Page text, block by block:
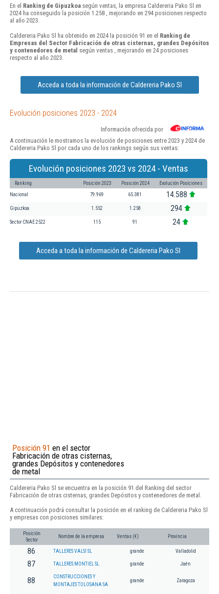
En el Ranking de Gipuzkoa según ventas, la empresa Caldereria Pako Sl en
2024 ha conseguido la posición 1.258 , mejorando en 294 posiciones respecto
al año 2023.
Caldereria Pako Sl ha obtenido en 2024 la posición 91 en el Ranking de
Empresas del Sector Fabricación de otras cisternas, grandes Depósitos
y contenedores de metal según ventas , mejorando en 24 posiciones
respecto al año 2023.
Acceda a toda la información de Caldereria Pako Sl
Evolución posiciones 2023 - 2024
Información ofrecida por
A continuación le mostramos la evolución de posiciones entre 2023 y 2024 de
Caldereria Pako Sl por cada uno de los rankings según sus ventas:
Evolución posiciones 2023 vs 2024 - Ventas
Ranking Posición 2023 Posición 2024 Evolución Posiciones
Nacional 79.969 65.381 14.588
Gipuzkoa 1.552 1.258 294
Sector CNAE 2522 115 91 24
Acceda a toda la información de Caldereria Pako Sl
Posición 91 en el sector
Fabricación de otras cisternas,
grandes Depósitos y contenedores
de metal
Caldereria Pako Sl se encuentra en la posición 91 del Ranking del sector
Fabricación de otras cisternas, grandes Depósitos y contenedores de metal.
A continuación podrá consultar la posición en el ranking de Caldereria Pako Sl
y empresas con posiciones similares:
Posición
Sector
Nombre de la empresa Ventas (€) Provincia
86 TALLERES VALSI SL grande Valladolid
87 TALLERES MONTIEL SL grande Jaén
88
CONSTRUCCIONES Y
MONTAJES TOLOSANA SA
grande Zaragoza